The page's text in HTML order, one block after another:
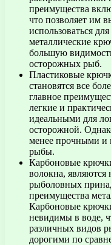
преимущества
что позволяет им
использоваться
металлические
большую
осторожных рыб.
Пластиковые
становятся все
главное
легкие и
идеальными для
осторожной.
менее прочными и
рыбы.
Карбоновые
волокна,
рыболовных
преимущества
Карбоновые
невидимы в воде,
различных видов
дорогими по